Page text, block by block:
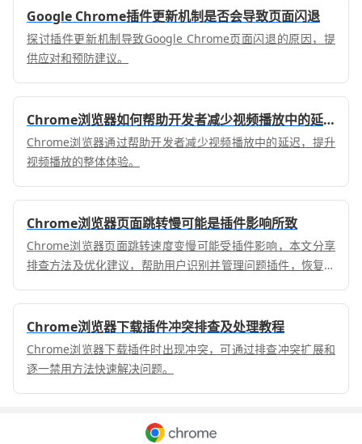
Google Chrome插件更新机制是否会导致页面闪退
探讨插件更新机制导致Google Chrome页面闪退的原因，提
供应对和预防建议。
Chrome浏览器如何帮助开发者减少视频播放中的延迟
Chrome浏览器通过帮助开发者减少视频播放中的延迟，提升
视频播放的整体体验。
Chrome浏览器页面跳转慢可能是插件影响所致
Chrome浏览器页面跳转速度变慢可能受插件影响，本文分享
排查方法及优化建议，帮助用户识别并管理问题插件，恢复浏
Chrome浏览器下载插件冲突排查及处理教程
Chrome浏览器下载插件时出现冲突，可通过排查冲突扩展和
逐一禁用方法快速解决问题。